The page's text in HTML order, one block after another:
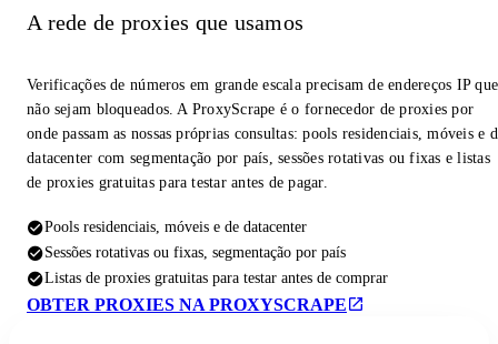
A rede de proxies que usamos
Verificações de números em grande escala precisam de endereços IP que
não sejam bloqueados. A ProxyScrape é o fornecedor de proxies por
onde passam as nossas próprias consultas: pools residenciais, móveis e
datacenter com segmentação por país, sessões rotativas ou fixas e listas
de proxies gratuitas para testar antes de pagar.
Pools residenciais, móveis e de datacenter
Sessões rotativas ou fixas, segmentação por país
Listas de proxies gratuitas para testar antes de comprar
OBTER PROXIES NA PROXYSCRAPE